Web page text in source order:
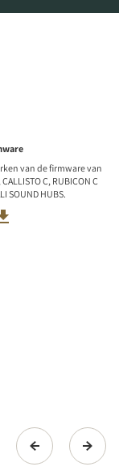
van de firmware van
C, RUBICON C
SOUND HUBS.